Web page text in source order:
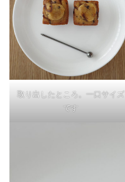
取り出したところ。一口サイズ
です